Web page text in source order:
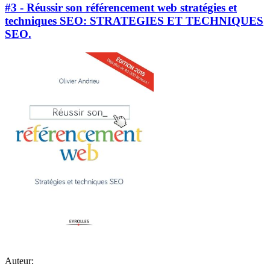
#3 - Réussir son référencement web stratégies et
techniques SEO: STRATEGIES ET TECHNIQUES
SEO.
Auteur: